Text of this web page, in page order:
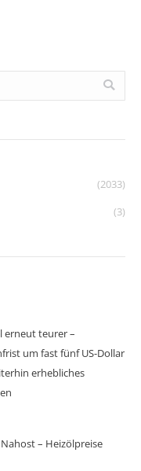
(2033)
(3)
erneut teurer –
um fast fünf US-Dollar
erhebliches
– Heizölpreise